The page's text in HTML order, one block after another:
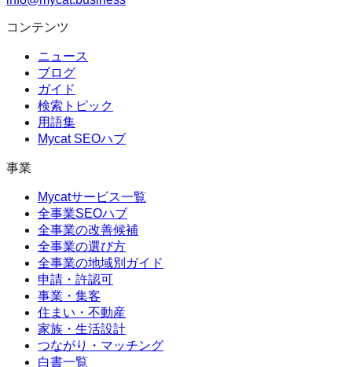
コンテンツ
ニュース
ブログ
ガイド
検索トピック
用語集
Mycat SEOハブ
事業
Mycatサービス一覧
全事業SEOハブ
全事業の改善候補
全事業の選び方
全事業の地域別ガイド
申請・許認可
事業・集客
住まい・不動産
家族・生活設計
つながり・マッチング
白書一覧